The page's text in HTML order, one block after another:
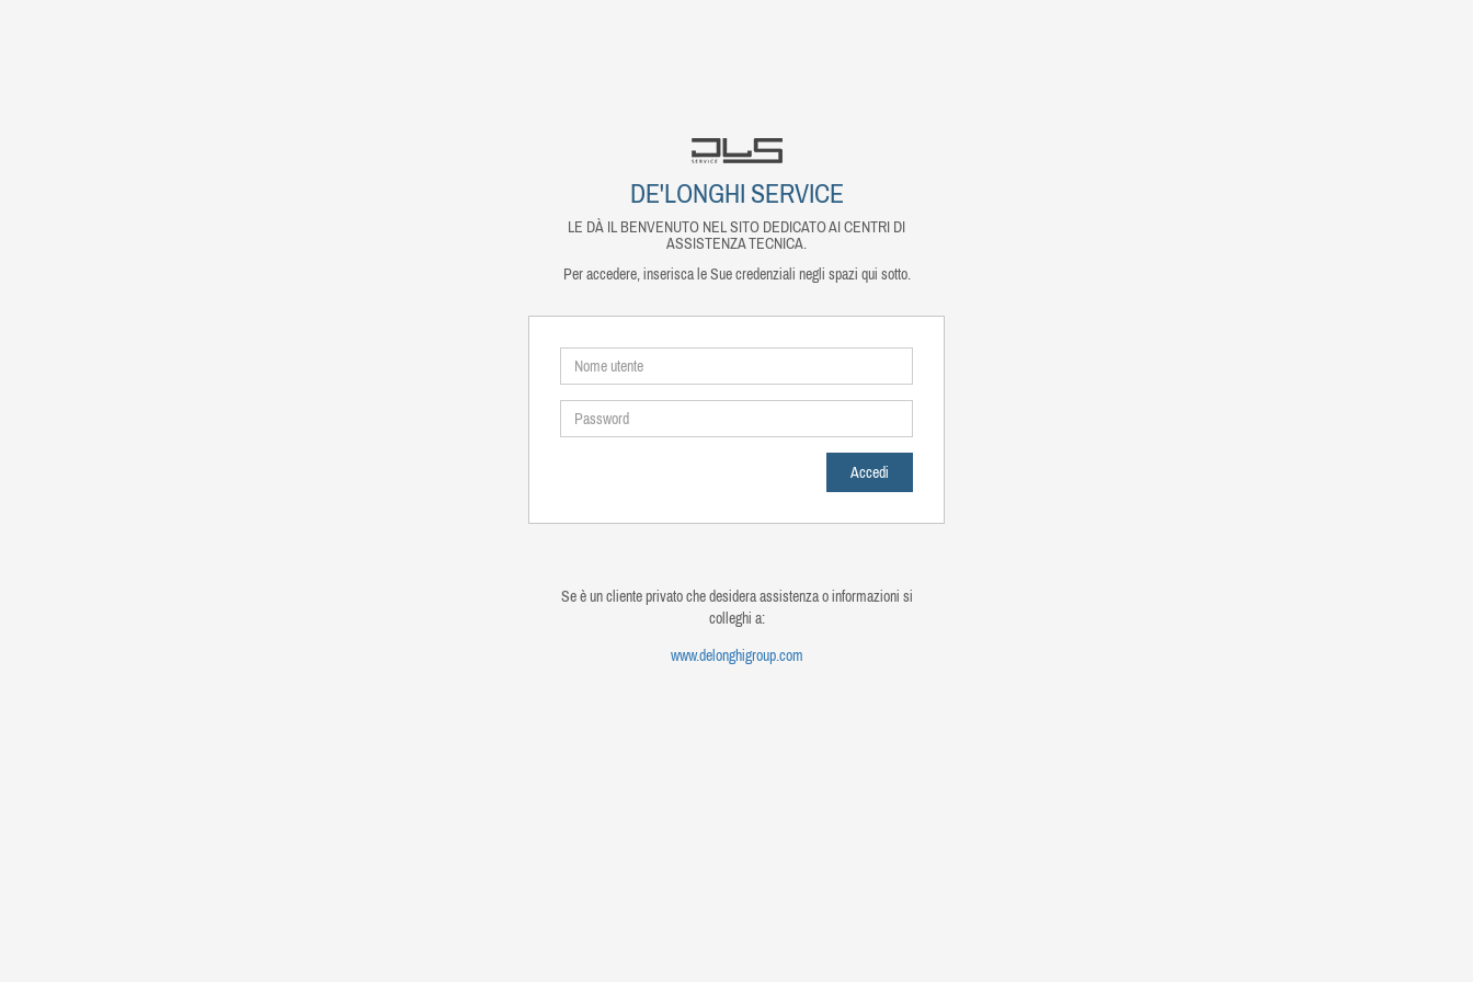
DE'LONGHI SERVICE
LE DÀ IL BENVENUTO NEL SITO DEDICATO AI CENTRI DI
ASSISTENZA TECNICA.
Per accedere, inserisca le Sue credenziali negli spazi qui sotto.
Se è un cliente privato che desidera assistenza o informazioni si
colleghi a:
www.delonghigroup.com